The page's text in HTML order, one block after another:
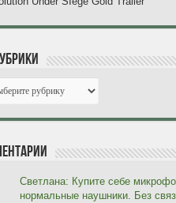
Светлана: Купите себе
нормальные наушники. Без